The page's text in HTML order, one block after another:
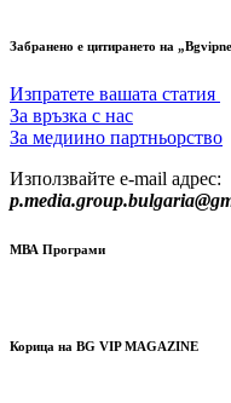
Забранено е цитирането на
Изпратете вашата статия
За връзка с нас
За медиино партньорство
Използвайте e-mail адрес:
МВА Програми
Корица на BG VIP MAGAZINE